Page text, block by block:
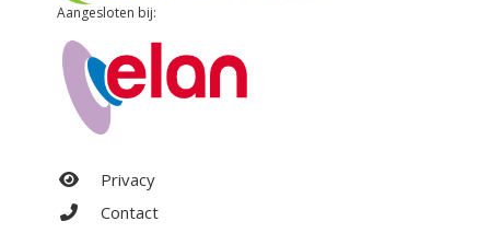
Aangesloten bij:
Privacy
Contact